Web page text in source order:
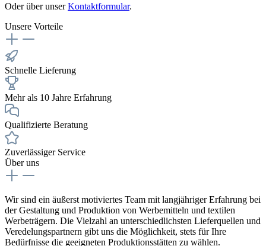
Oder über unserKontaktformular.
Unsere Vorteile
Schnelle Lieferung
Mehr als 10 Jahre Erfahrung
Qualifizierte Beratung
Zuverlässiger Service
Über uns
Wir sind ein äußerst motiviertes Team mit langjähriger Erfahrung bei
der Gestaltung und Produktion von Werbemitteln und textilen
Werbeträgern. Die Vielzahl an unterschiedlichsten Lieferquellen und
Veredelungspartnern gibt uns die Möglichkeit, stets für Ihre
Bedürfnisse die geeigneten Produktionsstätten zu wählen.